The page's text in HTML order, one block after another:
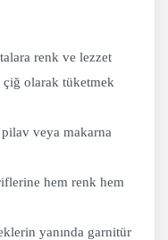
renk ve lezzet
olarak tüketmek
veya makarna
hem renk hem
yanında garnitür